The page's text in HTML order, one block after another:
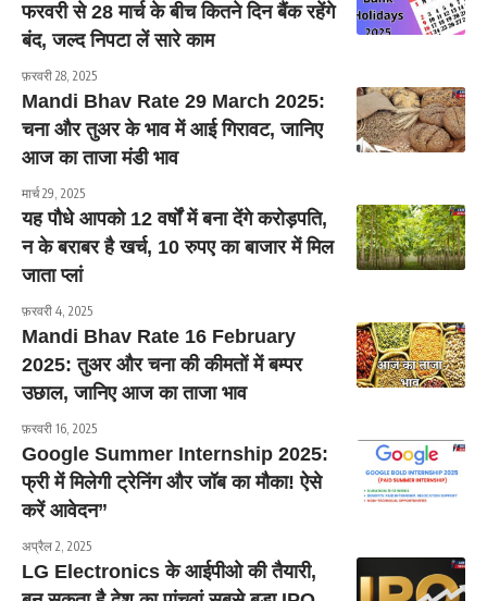
फरवरी से 28 मार्च के बीच कितने दिन बैंक रहेंगे
बंद, जल्द निपटा लें सारे काम
फ़रवरी 28, 2025
Mandi Bhav Rate 29 March 2025:
चना और तुअर के भाव में आई गिरावट, जानिए
आज का ताजा मंडी भाव
मार्च 29, 2025
यह पौधे आपको 12 वर्षों में बना देंगे करोड़पति,
न के बराबर है खर्च, 10 रुपए का बाजार में मिल
जाता प्लां
फ़रवरी 4, 2025
Mandi Bhav Rate 16 February
2025: तुअर और चना की कीमतों में बम्पर
उछाल, जानिए आज का ताजा भाव
फ़रवरी 16, 2025
Google Summer Internship 2025:
फ्री में मिलेगी ट्रेनिंग और जॉब का मौका! ऐसे
करें आवेदन”
अप्रैल 2, 2025
LG Electronics के आईपीओ की तैयारी,